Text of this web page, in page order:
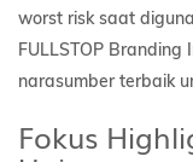
worst risk saat
FULLSTOP
narasumber terbaik
Fokus